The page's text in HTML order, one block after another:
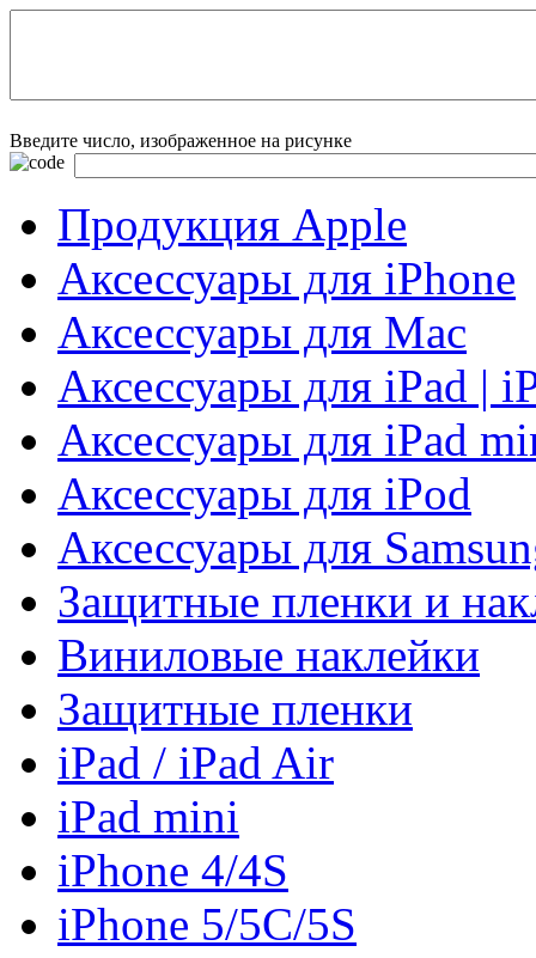
Введите число, изображенное на рисунке
Продукция Apple
Аксессуары для iPhone
Аксессуары для Mac
Аксессуары для iPad |
Аксессуары для iPad
Аксессуары для iPod
Аксессуары для
Защитные пленки и
Виниловые наклейки
Защитные пленки
iPad / iPad Air
iPad mini
iPhone 4/4S
iPhone 5/5C/5S